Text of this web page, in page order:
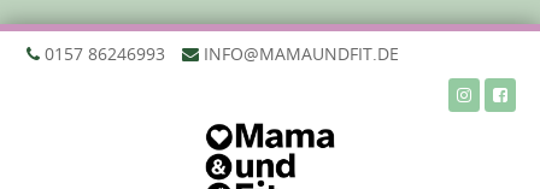
‭0157 86246993‬ INFO@MAMAUNDFIT.DE